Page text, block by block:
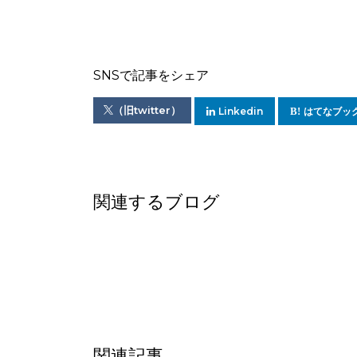
SNSで記事をシェア
（旧twitter） Linkedin はてなブッ
関連するブログ